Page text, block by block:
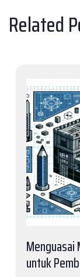
Related
untuk